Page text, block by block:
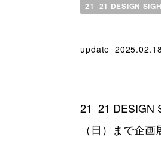
21_21 DESIGN
update_2025.02.18
21_21 DESIGN
（日）まで企